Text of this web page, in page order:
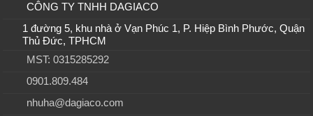
CÔNG TY TNHH DAGIACO
1 đường 5, khu nhà ở Vạn Phúc 1, P. Hiệp Bình Phước, Quận
Thủ Đức, TPHCM
MST: 0315285292
0901.809.484
nhuha@dagiaco.com